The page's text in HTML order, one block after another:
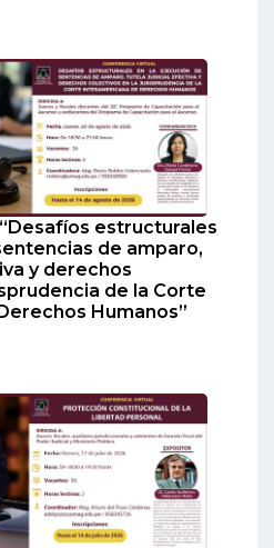
estructurales
de amparo,
y derechos
de la Corte
Humanos”